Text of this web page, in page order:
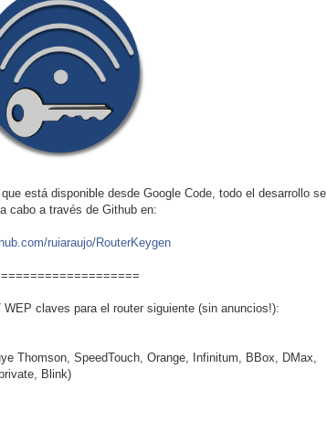
está disponible desde Google Code, todo el desarrollo se
a cabo a través de Github en:
ruiaraujo/RouterKeygen
claves para el router siguiente (sin anuncios!):
Thomson, SpeedTouch, Orange, Infinitum, BBox, DMax,
Blink)